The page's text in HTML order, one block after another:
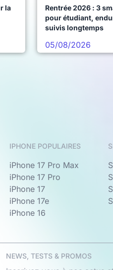
la
Rentrée 2026 : 3
pour étudiant,
suivis longtemps
05/08/2026
IPHONE POPULAIRES
iPhone 17 Pro Max
iPhone 17 Pro
iPhone 17
iPhone 17e
iPhone 16
NEWS, TESTS & PROMOS